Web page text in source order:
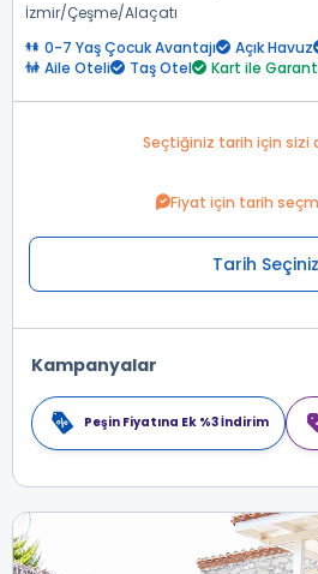
İzmir Çeşme Alaçatı
0-7 Yaş Çocuk Avantajı
Açık Havuz
Aile Oteli
Taş Otel Kart ile
Seçtiğiniz tarih için sizi
Fiyat için tarih
Tarih Seçiniz
Kampanyalar
Peşin Fiyatına Ek %3 İndirim